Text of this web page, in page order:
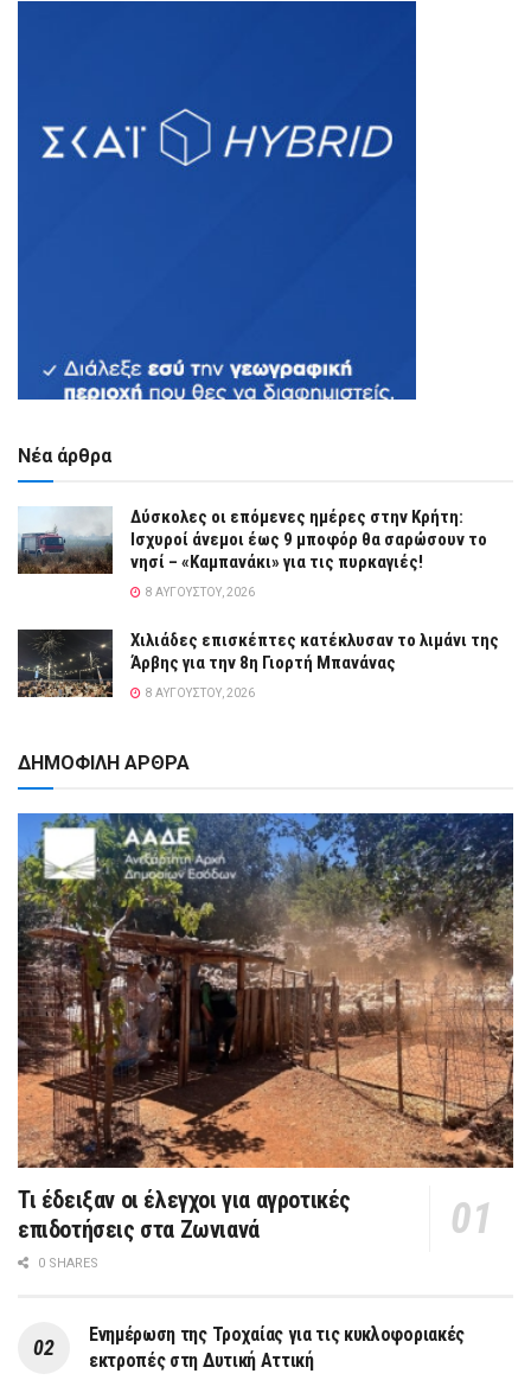
Νέα άρθρα
Δύσκολες οι επόμενες ημέρες στην Κρήτη:
Ισχυροί άνεμοι έως 9 μποφόρ θα σαρώσουν το
νησί – «Καμπανάκι» για τις πυρκαγιές!
8 ΑΥΓΟΎΣΤΟΥ, 2026
Χιλιάδες επισκέπτες κατέκλυσαν το λιμάνι της
Άρβης για την 8η Γιορτή Μπανάνας
8 ΑΥΓΟΎΣΤΟΥ, 2026
ΔΗΜΟΦΙΛΗ ΑΡΘΡΑ
Τι έδειξαν οι έλεγχοι για αγροτικές
επιδοτήσεις στα Ζωνιανά
0 SHARES
Ενημέρωση της Τροχαίας για τις κυκλοφοριακές
εκτροπές στη Δυτική Αττική